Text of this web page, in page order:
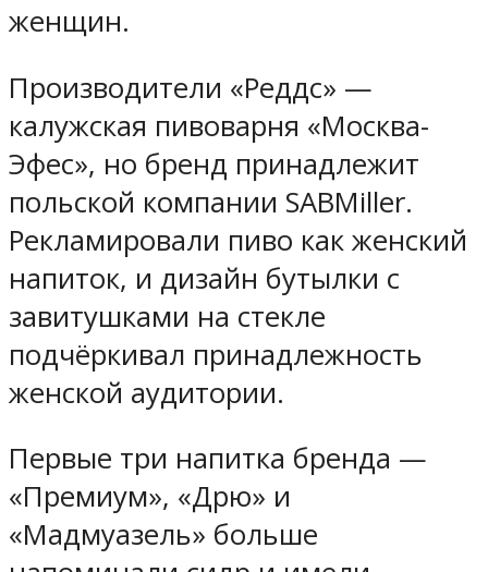
женщин.
Производители «Реддс» —
калужская пивоварня «Москва-
Эфес», но бренд принадлежит
польской компании SABMiller.
Рекламировали пиво как женский
напиток, и дизайн бутылки с
завитушками на стекле
подчёркивал принадлежность
женской аудитории.
Первые три напитка бренда —
«Премиум», «Дрю» и
«Мадмуазель» больше